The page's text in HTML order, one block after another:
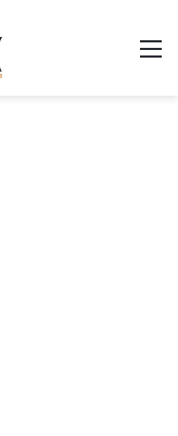
القائمة